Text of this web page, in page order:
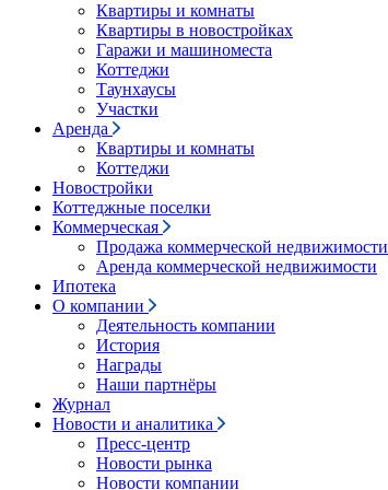
Квартиры и комнаты
Квартиры в новостройках
Гаражи и машиноместа
Коттеджи
Таунхаусы
Участки
Аренда
Квартиры и комнаты
Коттеджи
Новостройки
Коттеджные поселки
Коммерческая
Продажа коммерческой недвижимости
Аренда коммерческой недвижимости
Ипотека
О компании
Деятельность компании
История
Награды
Наши партнёры
Журнал
Новости и аналитика
Пресс-центр
Новости рынка
Новости компании